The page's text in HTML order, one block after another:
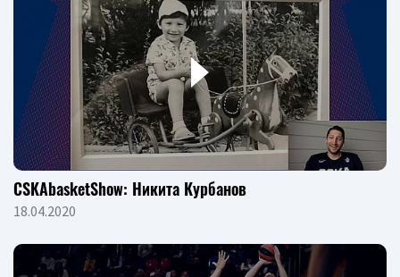
CSKAbasketShow: Никита Курбанов
18.04.2020